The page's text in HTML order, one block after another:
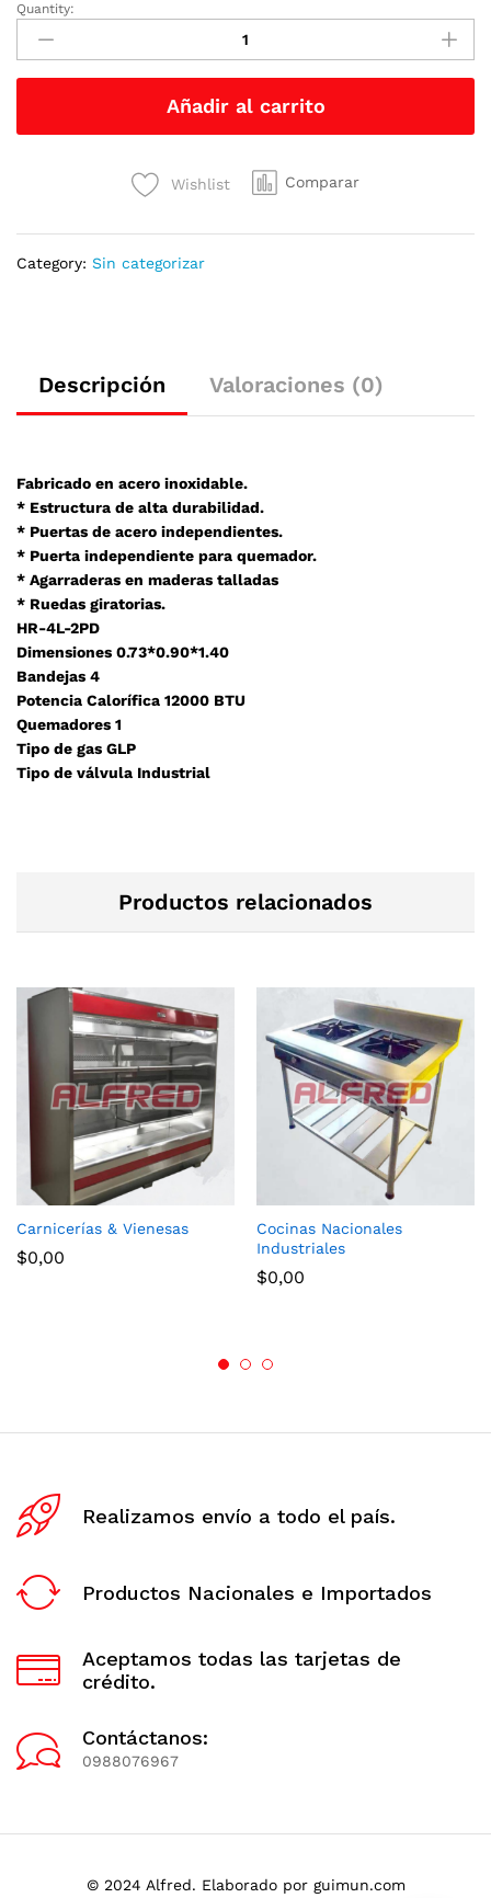
Hornos
Industriales
quantity
Quantity:
Añadir al carrito
Wishlist Comparar
Category: Sin categorizar
Descripción Valoraciones (0)
Fabricado en acero inoxidable.
* Estructura de alta durabilidad.
* Puertas de acero independientes.
* Puerta independiente para quemador.
* Agarraderas en maderas talladas
* Ruedas giratorias.
HR-4L-2PD
Dimensiones 0.73*0.90*1.40
Bandejas 4
Potencia Calorífica 12000 BTU
Quemadores 1
Tipo de gas GLP
Tipo de válvula Industrial
Productos relacionados
Carnicerías & Vienesas
$0,00
Cocinas Nacionales
Industriales
$0,00
Realizamos envío a todo el país.
Productos Nacionales e Importados
Aceptamos todas las tarjetas de
crédito.
Contáctanos:
0988076967
© 2024 Alfred. Elaborado por guimun.com